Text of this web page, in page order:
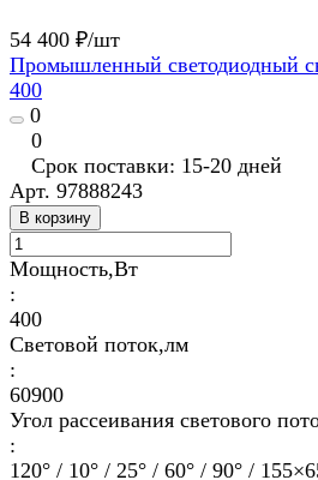
54 400 ₽/шт
Промышленный светодиодный
400
0
0
Срок поставки: 15-20 дней
Арт. 97888243
В корзину
Мощность,Вт
:
400
Световой поток,лм
:
60900
Угол рассеивания светового
:
120° / 10° / 25° / 60° / 90° /